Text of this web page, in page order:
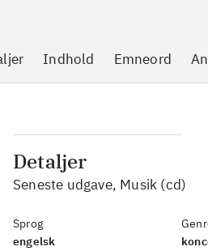
Indhold Emneord
Detaljer
Seneste udgave, Musik (cd)
Sprog
engelsk